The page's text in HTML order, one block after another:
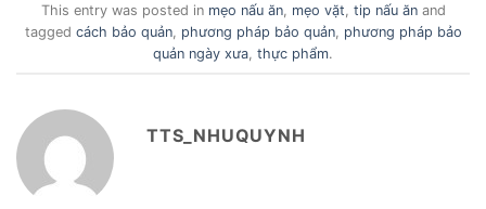
This entry was posted in mẹo nấu ăn, mẹo vặt tip nấu ănand
tagged cách bảo quản, phương pháp bảo quản, phương pháp bảo
quản ngày xưa thực phẩm.
TTS_NHUQUYNH